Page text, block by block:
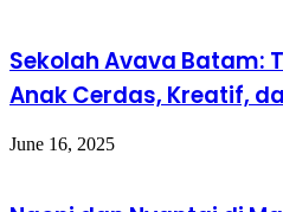
Sekolah Avava Batam:
Anak Cerdas, Kreatif,
June 16, 2025